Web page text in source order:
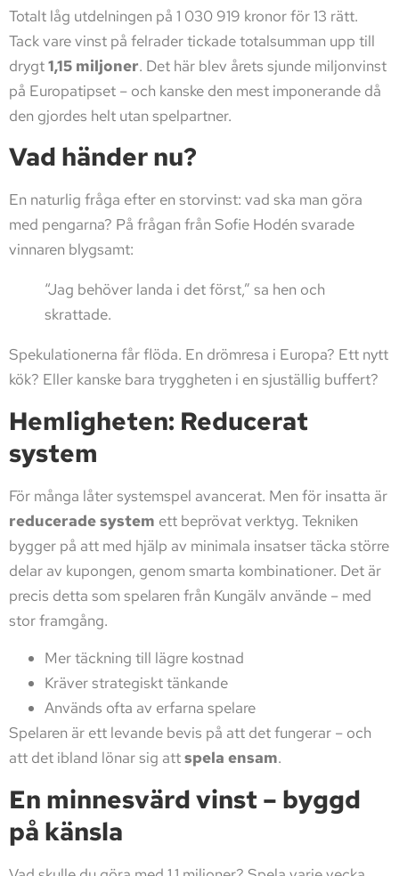
Totalt låg utdelningen på 1 030 919 kronor för 13 rätt.
Tack vare vinst på felrader tickade totalsumman upp till
drygt1,15 miljoner. Det här blev årets sjunde miljonvinst
på Europatipset – och kanske den mest imponerande då
den gjordes helt utan spelpartner.
Vad händer nu?
En naturlig fråga efter en storvinst: vad ska man göra
med pengarna? På frågan från Sofie Hodén svarade
vinnaren blygsamt:
“Jag behöver landa i det först,” sa hen och
skrattade.
Spekulationerna får flöda. En drömresa i Europa? Ett nytt
kök? Eller kanske bara tryggheten i en sjuställig buffert?
Hemligheten: Reducerat
system
För många låter systemspel avancerat. Men för insatta är
reducerade system ett beprövat verktyg. Tekniken
bygger på att med hjälp av minimala insatser täcka större
delar av kupongen, genom smarta kombinationer. Det är
precis detta som spelaren från Kungälv använde – med
stor framgång.
Mer täckning till lägre kostnad
Kräver strategiskt tänkande
Används ofta av erfarna spelare
Spelaren är ett levande bevis på att det fungerar – och
att det ibland lönar sig attspela ensam.
En minnesvärd vinst – byggd
på känsla